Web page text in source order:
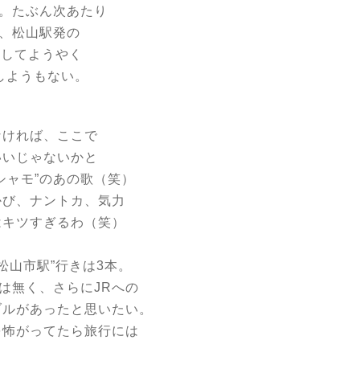
たぶん次あたり
松山駅発の
てようやく
うもない。
れば、ここで
じゃないかと
モ”のあの歌（笑）
、ナントカ、気力
ツすぎるわ（笑）
市駅”行きは3本。
無く、さらにJRへの
があったと思いたい。
がってたら旅行には